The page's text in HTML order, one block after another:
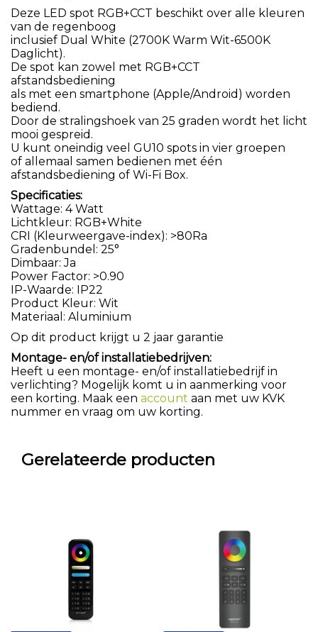
Deze LED spot RGB+CCT beschikt over alle kleuren
van de regenboog
inclusief Dual White (2700K Warm Wit-6500K
Daglicht).
De spot kan zowel met RGB+CCT
afstandsbediening
als met een smartphone (Apple/Android) worden
bediend.
Door de stralingshoek van 25 graden wordt het licht
mooi gespreid.
U kunt oneindig veel GU10 spots in vier groepen
of allemaal samen bedienen met één
afstandsbediening of Wi-Fi Box.
Specificaties:
Wattage: 4 Watt
Lichtkleur: RGB+White
CRI (Kleurweergave-index): >80Ra
Gradenbundel: 25°
Dimbaar: Ja
Power Factor: >0.90
IP-Waarde: IP22
Product Kleur: Wit
Materiaal: Aluminium
Op dit product krijgt u 2 jaar garantie
Montage- en/of installatiebedrijven:
Heeft u een montage- en/of installatiebedrijf in
verlichting? Mogelijk komt u in aanmerking voor
een korting. Maak een account aan met uw KVK
nummer en vraag om uw korting.
Gerelateerde producten